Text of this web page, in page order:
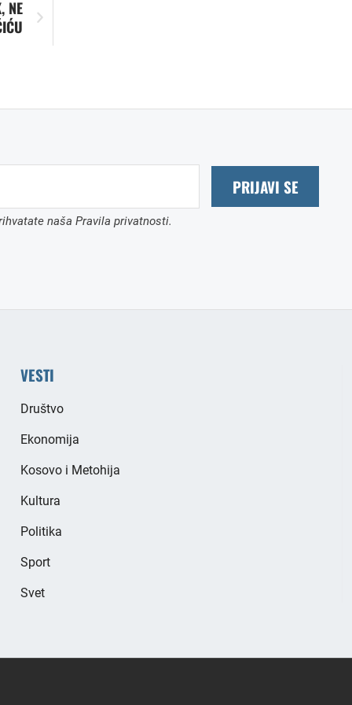
NE
PRIJAVI SE
naša Pravila privatnosti.
VESTI
Društvo
Ekonomija
Kosovo i Metohija
Kultura
Politika
Sport
Svet